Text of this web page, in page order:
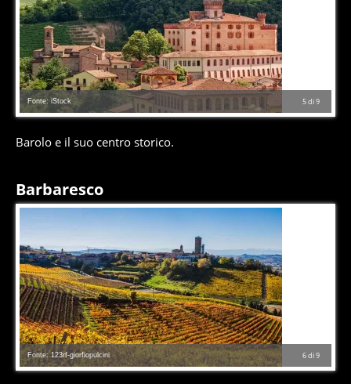
5di9
Fonte: iStock
Barolo e il suo centro storico.
Barbaresco
6di9
Fonte: 123rf-giorfiopulcini